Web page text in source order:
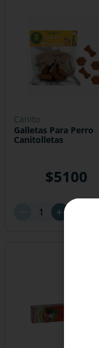
canito
Galletas Para Perro
Canitolletas
$5100
＋